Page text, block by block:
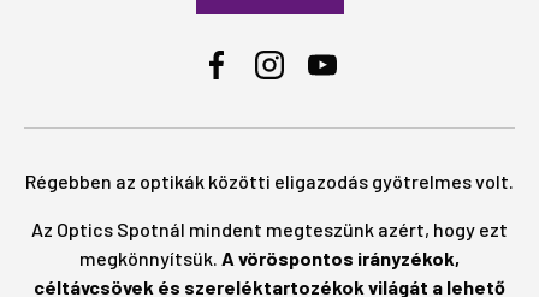
FacebookInstagramYouTube
Régebben az optikák közötti eligazodás gyötrelmes volt.
Az Optics Spotnál mindent megteszünk azért, hogy ezt
megkönnyítsük. A vöröspontos irányzékok,
céltávcsövek és szereléktartozékok világát a lehető